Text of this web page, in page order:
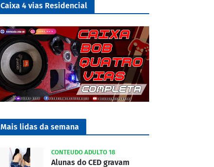
Caixa 4 vias Residencial
Mais lidas da semana
CONTEUDO ADULTO 18
Alunas do CED gravam